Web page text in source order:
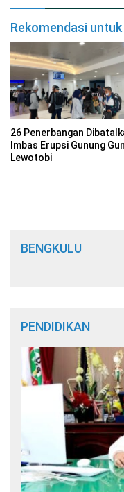
Rekomendasi
26 Penerbangan
Imbas Erupsi Gunung
Lewotobi
BENGKULU
PENDIDIKAN